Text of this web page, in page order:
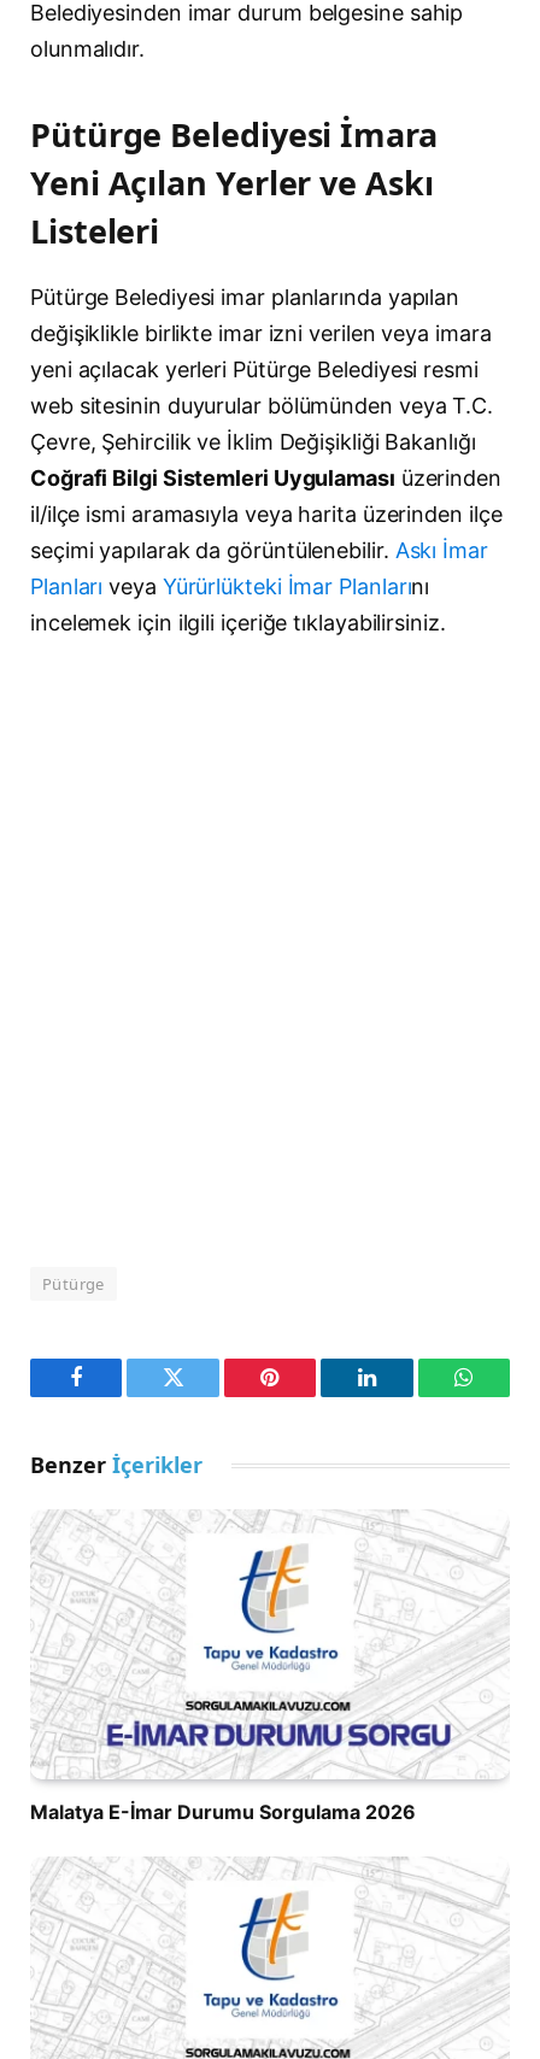
Belediyesinden imar durum belgesine sahip
olunmalıdır.
Pütürge Belediyesi İmara
Yeni Açılan Yerler ve Askı
Listeleri
Pütürge Belediyesi imar planlarında yapılan
değişiklikle birlikte imar izni verilen veya imara
yeni açılacak yerleri Pütürge Belediyesi resmi
web sitesinin duyurular bölümünden veya T.C.
Çevre, Şehircilik ve İklim Değişikliği Bakanlığı
Coğrafi Bilgi Sistemleri Uygulaması üzerinden
il/ilçe ismi aramasıyla veya harita üzerinden ilçe
seçimi yapılarak da görüntülenebilir. Askı İmar
Planları veya Yürürlükteki İmar Planlarını
incelemek için ilgili içeriğe tıklayabilirsiniz.
Pütürge
Facebook Twitter Pinterest LinkedIn
Benzer İçerikler
Malatya E-İmar Durumu Sorgulama 2026